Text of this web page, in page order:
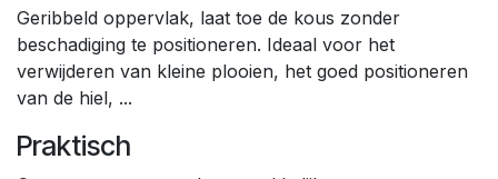
Geribbeld oppervlak, laat toe de kous zonder
beschadiging te positioneren. Ideaal voor het
verwijderen van kleine plooien, het goed positioneren
van de hiel, ...
Praktisch